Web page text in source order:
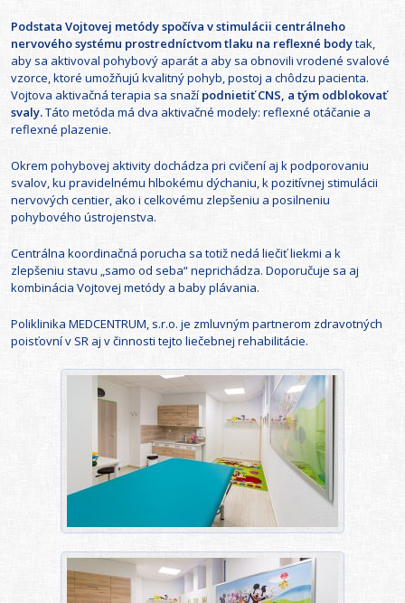
Podstata Vojtovej metódy spočíva v stimulácii centrálneho
nervového systému prostredníctvom tlaku na reflexné bodytak,
aby sa aktivoval pohybový aparát a aby sa obnovili vrodené svalové
vzorce, ktoré umožňujú kvalitný pohyb, postoj a chôdzu pacienta.
Vojtova aktivačná terapia sa snaží podnietiť CNS, a tým odblokovať
svaly.Táto metóda má dva aktivačné modely: reflexné otáčanie a
reflexné plazenie.
Okrem pohybovej aktivity dochádza pri cvičení aj k podporovaniu
svalov, ku pravidelnému hlbokému dýchaniu, k pozitívnej stimulácii
nervových centier, ako i celkovému zlepšeniu a posilneniu
pohybového ústrojenstva.
Centrálna koordinačná porucha sa totiž nedá liečiť liekmi a k
zlepšeniu stavu „samo od seba“ neprichádza. Doporučuje sa aj
kombinácia Vojtovej metódy a baby plávania.
Poliklinika MEDCENTRUM, s.r.o. je zmluvným partnerom zdravotných
poisťovní v SR aj v činnosti tejto liečebnej rehabilitácie.